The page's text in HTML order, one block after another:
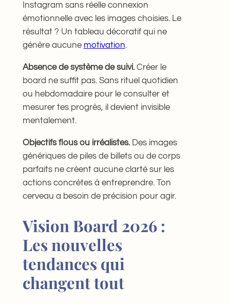
Instagram sans réelle connexion
émotionnelle avec les images choisies. Le
résultat ? Un tableau décoratif qui ne
génère aucune motivation.
Absence de système de suivi.Créer le
board ne suffit pas. Sans rituel quotidien
ou hebdomadaire pour le consulter et
mesurer tes progrès, il devient invisible
mentalement.
Objectifs flous ou irréalistes.Des images
génériques de piles de billets ou de corps
parfaits ne créent aucune clarté sur les
actions concrètes à entreprendre. Ton
cerveau a besoin de précision pour agir.
Vision Board 2026 :
Les nouvelles
tendances qui
changent tout